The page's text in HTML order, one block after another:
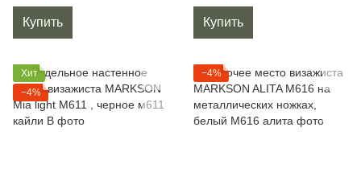
Купить Купить
Хит
−4%
−4%